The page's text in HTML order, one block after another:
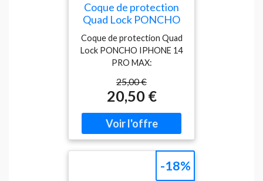
Coque de protection
Quad Lock PONCHO
IPHONE 14 PRO MAX
Transparent
Coque de protection Quad
Lock PONCHO IPHONE 14
PRO MAX:
Lock vous présente son
Poncho compatible pour
IPHONE 14 PRO MAX
:Fabriqué en TPU résistant
(Polyuréthane
thermoplastique)Conçue
pour protéger l'écran et les
ports de votre smartphone
25,00 €
20,50 €
-18%